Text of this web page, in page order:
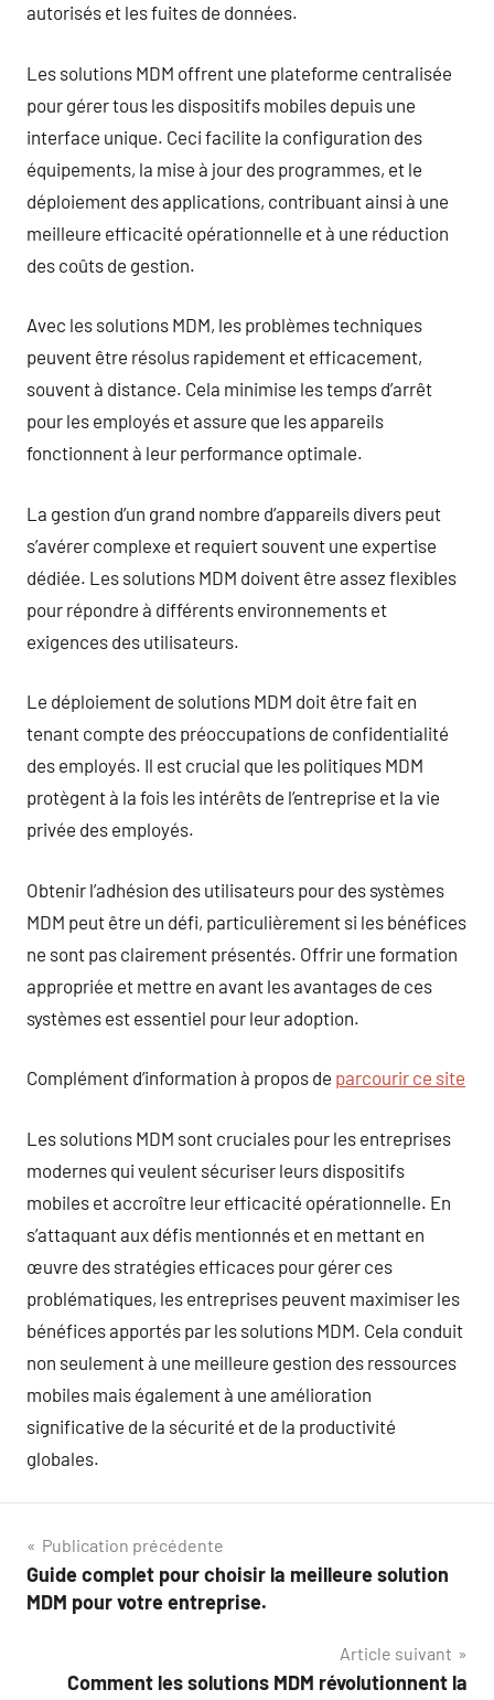
autorisés et les fuites de données.
Les solutions MDM offrent une plateforme centralisée
pour gérer tous les dispositifs mobiles depuis une
interface unique. Ceci facilite la configuration des
équipements, la mise à jour des programmes, et le
déploiement des applications, contribuant ainsi à une
meilleure efficacité opérationnelle et à une réduction
des coûts de gestion.
Avec les solutions MDM, les problèmes techniques
peuvent être résolus rapidement et efficacement,
souvent à distance. Cela minimise les temps d’arrêt
pour les employés et assure que les appareils
fonctionnent à leur performance optimale.
La gestion d’un grand nombre d’appareils divers peut
s’avérer complexe et requiert souvent une expertise
dédiée. Les solutions MDM doivent être assez flexibles
pour répondre à différents environnements et
exigences des utilisateurs.
Le déploiement de solutions MDM doit être fait en
tenant compte des préoccupations de confidentialité
des employés. Il est crucial que les politiques MDM
protègent à la fois les intérêts de l’entreprise et la vie
privée des employés.
Obtenir l’adhésion des utilisateurs pour des systèmes
MDM peut être un défi, particulièrement si les bénéfices
ne sont pas clairement présentés. Offrir une formation
appropriée et mettre en avant les avantages de ces
systèmes est essentiel pour leur adoption.
Complément d’information à propos de parcourir ce site
Les solutions MDM sont cruciales pour les entreprises
modernes qui veulent sécuriser leurs dispositifs
mobiles et accroître leur efficacité opérationnelle. En
s’attaquant aux défis mentionnés et en mettant en
œuvre des stratégies efficaces pour gérer ces
problématiques, les entreprises peuvent maximiser les
bénéfices apportés par les solutions MDM. Cela conduit
non seulement à une meilleure gestion des ressources
mobiles mais également à une amélioration
significative de la sécurité et de la productivité
globales.
Navigation
de
Publication précédente
Guide complet pour choisir la meilleure solution
MDM pour votre entreprise.
Article suivant
Comment les solutions MDM révolutionnent la